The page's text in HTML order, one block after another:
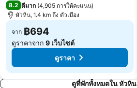
8.2 ดีมาก (4,905 การให้คะแนน)
หัวหิน, 1.4 km ถึง ตัวเมือง
จาก ฿694
ดูราคาจาก 9 เว็บไซต์
ดูราคา
ดูที่พักทั้งหมดใน หัวหิน